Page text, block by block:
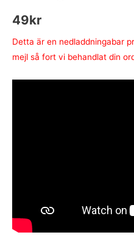
49kr
Detta är en nedladdningabar
mejl så fort vi behandlat din